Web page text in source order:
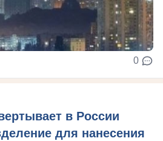
0
в России
для нанесения